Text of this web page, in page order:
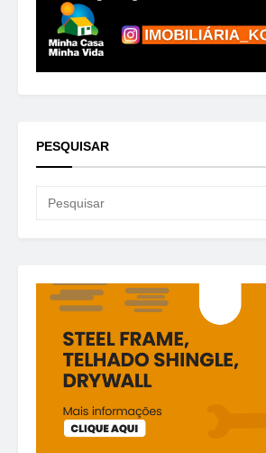
PESQUISAR